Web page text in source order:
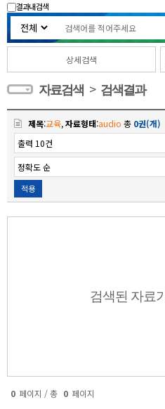
결과내 검색
상세검색
자료검색 > 검색결과
제목:교육,자료형태:audio 총 0권(개)
적용
검색된 자료
0 페이지 / 총 0 페이지